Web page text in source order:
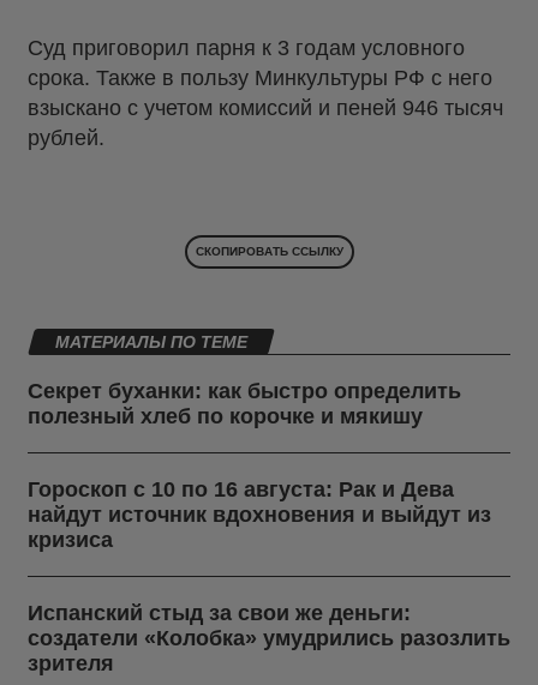
Суд приговорил парня к 3 годам условного
срока. Также в пользу Минкультуры РФ с него
взыскано с учетом комиссий и пеней 946 тысяч
рублей.
СКОПИРОВАТЬ ССЫЛКУ
МАТЕРИАЛЫ ПО ТЕМЕ
Секрет буханки: как быстро определить
полезный хлеб по корочке и мякишу
Гороскоп с 10 по 16 августа: Рак и Дева
найдут источник вдохновения и выйдут из
кризиса
Испанский стыд за свои же деньги:
создатели «Колобка» умудрились разозлить
зрителя